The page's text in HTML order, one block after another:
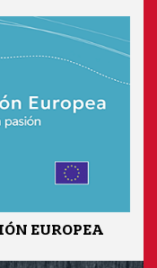
EUROPEA